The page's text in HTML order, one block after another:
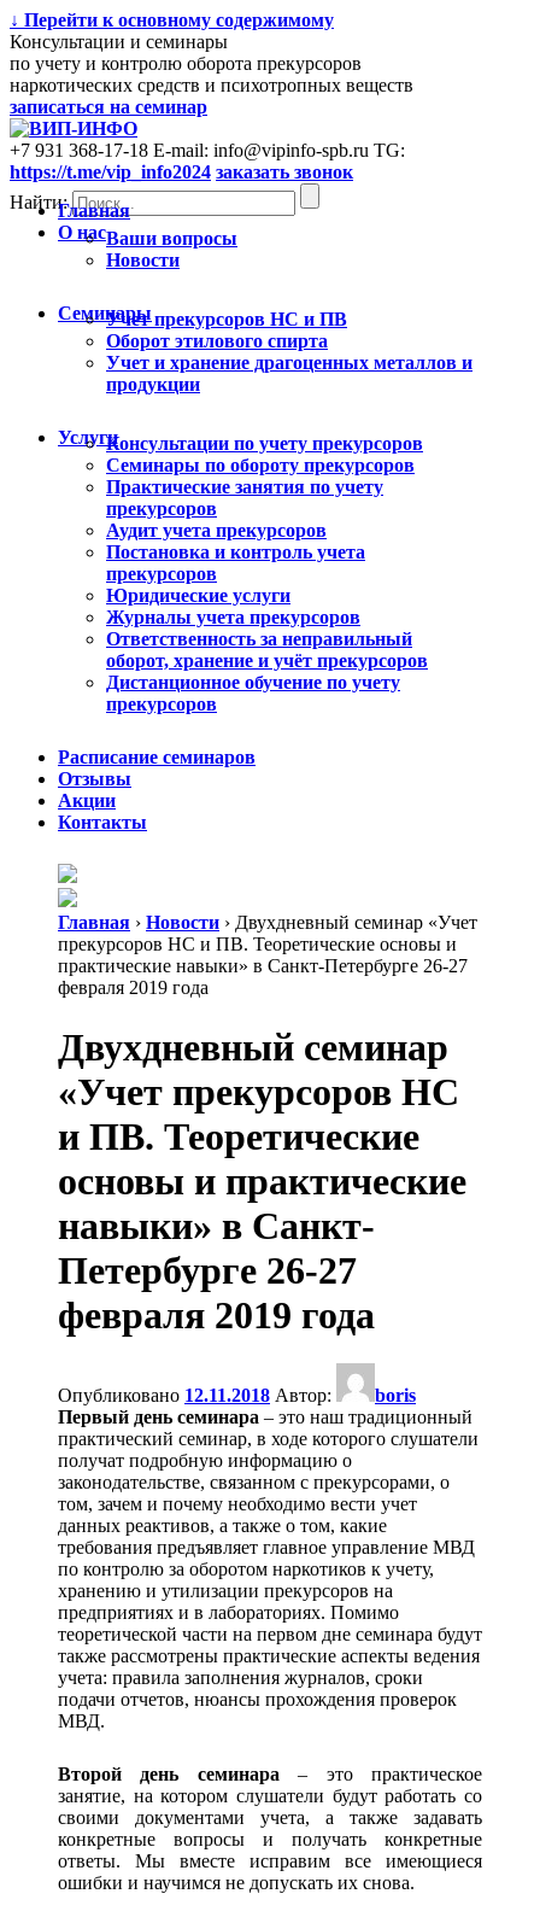
↓ Перейти к основному содержимому
Консультации и семинары
по учету и контролю оборота прекурсоров
наркотических средств и психотропных веществ
записаться на семинар
+7 931 368-17-18 E-mail: info@vipinfo-spb.ru TG:
https://t.me/vip_info2024 заказать звонок
Найти:Главная
О насВаши вопросы
Новости
СеминарыУчет прекурсоров НС и ПВ
Оборот этилового спирта
Учет и хранение драгоценных металлов и
продукции
УслугиКонсультации по учету прекурсоров
Cеминары по обороту прекурсоров
Практические занятия по учету
прекурсоров
Аудит учета прекурсоров
Постановка и контроль учета
прекурсоров
Юридические услуги
Журналы учета прекурсоров
Ответственность за неправильный
оборот, хранение и учёт прекурсоров
Дистанционное обучение по учету
прекурсоров
Расписание семинаров
Отзывы
Акции
Контакты
Главная › Новости › Двухдневный семинар «Учет
прекурсоров НС и ПВ. Теоретические основы и
практические навыки» в Санкт-Петербурге 26-27
февраля 2019 года
Двухдневный семинар
«Учет прекурсоров НС
и ПВ. Теоретические
основы и практические
навыки» в Санкт-
Петербурге 26-27
февраля 2019 года
Опубликовано 12.11.2018 Автор:
boris
Первый день семинара – это наш традиционный
практический семинар, в ходе которого слушатели
получат подробную информацию о
законодательстве, связанном с прекурсорами, о
том, зачем и почему необходимо вести учет
данных реактивов, а также о том, какие
требования предъявляет главное управление МВД
по контролю за оборотом наркотиков к учету,
хранению и утилизации прекурсоров на
предприятиях и в лабораториях. Помимо
теоретической части на первом дне семинара будут
также рассмотрены практические аспекты ведения
учета: правила заполнения журналов, сроки
подачи отчетов, нюансы прохождения проверок
МВД.
Второй день семинара – это практическое
занятие, на котором слушатели будут работать со
своими документами учета, а также задавать
конкретные вопросы и получать конкретные
ответы. Мы вместе исправим все имеющиеся
ошибки и научимся не допускать их снова.